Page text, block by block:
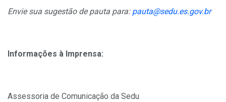
Envie sua sugestão de pauta para: pauta@sedu.es.gov.br
Informações à Imprensa:
Assessoria de Comunicação da Sedu